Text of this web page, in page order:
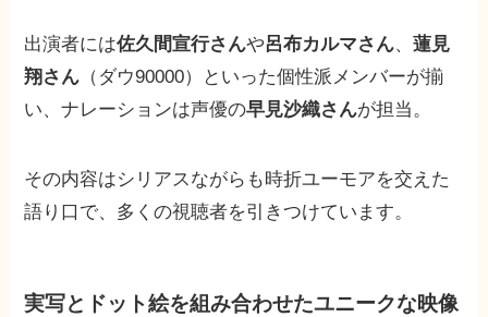
出演者には佐久間宣行さんや呂布カルマさん、蓮見
翔さん （ダウ90000）といった個性派メンバーが揃
い、ナレーションは声優の早見沙織さんが担当。
その内容はシリアスながらも時折ユーモアを交えた
語り口で、多くの視聴者を引きつけています。
実写とドット絵を組み合わせたユニークな映像